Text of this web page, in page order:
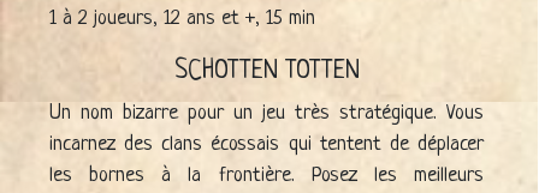
1 à 2 joueurs, 12 ans et +, 15 min
SCHOTTEN TOTTEN
Un nom bizarre pour un jeu très stratégique. Vous
incarnez des clans écossais qui tentent de déplacer
les bornes à la frontière. Posez les meilleurs